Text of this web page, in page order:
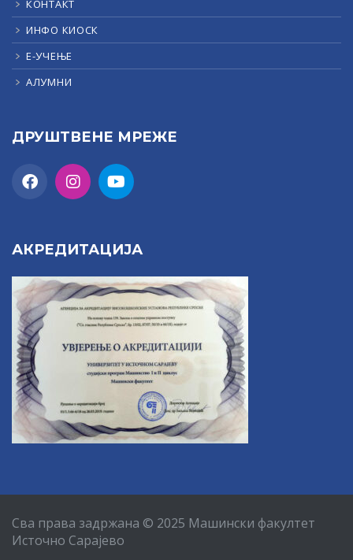
КОНТАКТ
ИНФО КИОСК
Е-УЧЕЊЕ
АЛУМНИ
ДРУШТВЕНЕ МРЕЖЕ
АКРЕДИТАЦИЈА
Сва права задржана © 2025 Машински факултет
Источно Сарајево